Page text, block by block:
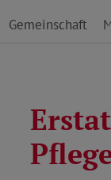
springen
Gemeinschaft